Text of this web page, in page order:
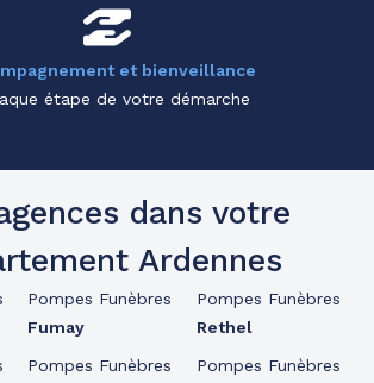
et bienveillance
étape de votre démarche
dans votre
Ardennes
Pompes Funèbres
Fumay
Pompes Funèbres
Pompes Funèbres
Rethel
Pompes Funèbres